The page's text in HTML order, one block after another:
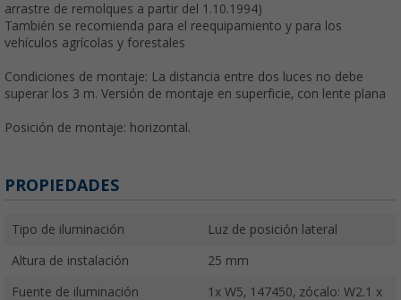
arrastre de remolques a partir del 1.10.1994)
También se recomienda para el reequipamiento y para los
vehículos agrícolas y forestales
Condiciones de montaje: La distancia entre dos luces no debe
superar los 3 m. Versión de montaje en superficie, con lente plana
Posición de montaje: horizontal.
PROPIEDADES
Tipo de iluminación Luz de posición lateral
Altura de instalación 25 mm
Fuente de iluminación
1x W5, 147450, zócalo: W2.1 x